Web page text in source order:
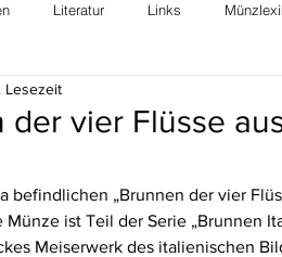
Literatur Links
der vier Flüsse
Lesezeit
befindlichen „Brunnen der vier
ist Teil der Serie „Brunnen
Meiserwerk des italienischen